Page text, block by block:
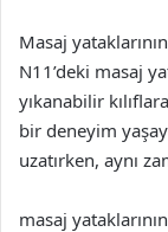
Masaj
N11’deki masaj
yıkanabilir
bir deneyim
uzatırken, aynı
masaj